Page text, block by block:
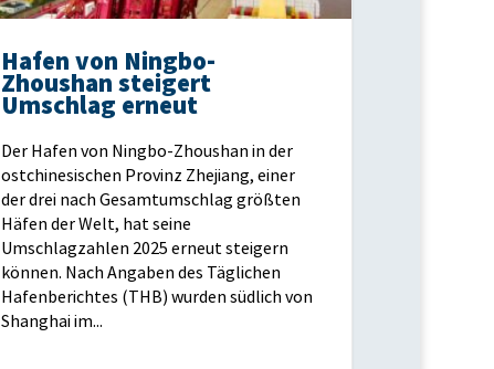
Hafen von Ningbo-
Zhoushan steigert
Umschlag erneut
Der Hafen von Ningbo-Zhoushan in der
ostchinesischen Provinz Zhejiang, einer
der drei nach Gesamtumschlag größten
Häfen der Welt, hat seine
Umschlagzahlen 2025 erneut steigern
können. Nach Angaben des Täglichen
Hafenberichtes (THB) wurden südlich von
Shanghai im...